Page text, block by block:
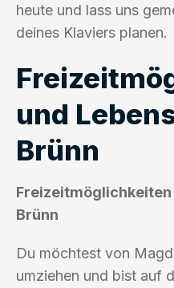
heute und lass uns
deines Klaviers planen.
und
Brünn
Brünn
Du möchtest von
umziehen und bist auf